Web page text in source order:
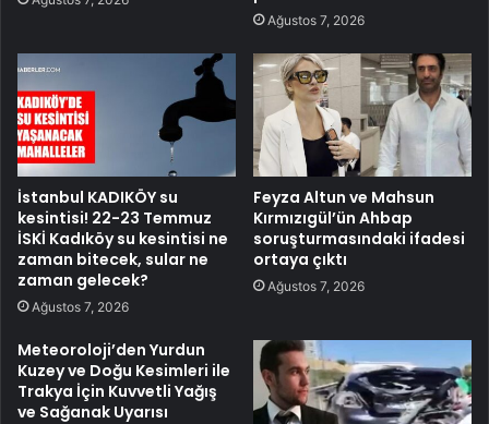
Ağustos 7, 2026
İstanbul KADIKÖY su
kesintisi! 22-23 Temmuz
İSKİ Kadıköy su kesintisi ne
zaman bitecek, sular ne
zaman gelecek?
Ağustos 7, 2026
Feyza Altun ve Mahsun
Kırmızıgül’ün Ahbap
soruşturmasındaki ifadesi
ortaya çıktı
Ağustos 7, 2026
Meteoroloji’den Yurdun
Kuzey ve Doğu Kesimleri ile
Trakya İçin Kuvvetli Yağış
ve Sağanak Uyarısı